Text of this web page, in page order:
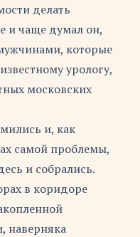
делать
и чаще думал он,
которые
урологу,
московских
и, как
самой проблемы,
и собрались.
в коридоре
наверняка